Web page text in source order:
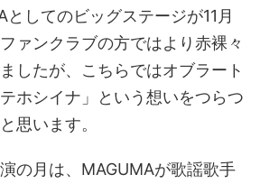
してのビッグステージが11月
ァンクラブの方ではより赤裸々
したが、こちらではオブラート
ホシイナ」という想いをつらつ
思います。
の月は、MAGUMAが歌謡歌手